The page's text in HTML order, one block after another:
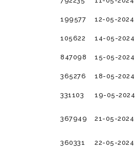
199577 12-05-2024
105622 14-05-2024
847098 15-05-2024
365276 18-05-2024
331103 19-05-2024
367949 21-05-2024
360331 22-05-2024